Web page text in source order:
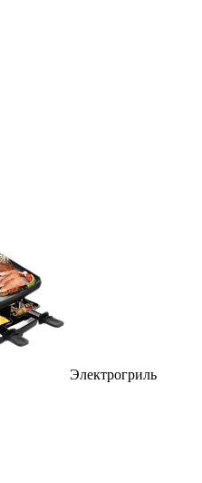
Электрогриль